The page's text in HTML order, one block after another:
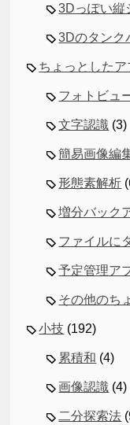
3Dっぽい縦
3Dのタンク
ちょっとしたア
フォトビュ
文字認識 (3)
簡易画像編
形態素解析
増分バック
ファイルに
予定管理ア
その他のち
小技 (192)
累積和 (4)
画像認識 (4)
二分探索法